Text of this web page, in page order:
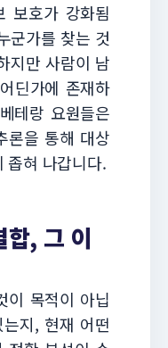
보호가 강화됨
군가를 찾는 것
지만 사람이 남
딘가에 존재하
테랑 요원들은
론을 통해 대상
좁혀 나갑니다.
합, 그 이
이 목적이 아닙
지, 현재 어떤